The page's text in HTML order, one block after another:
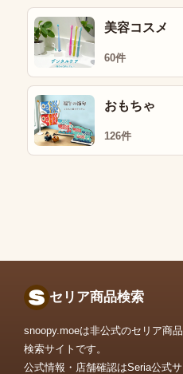
美容コスメ
60件
おもちゃ
126件
セリア商品検索
snoopy.moeは非公式のセリア商品
検索サイトです。
公式情報・店舗確認はSeria公式サ